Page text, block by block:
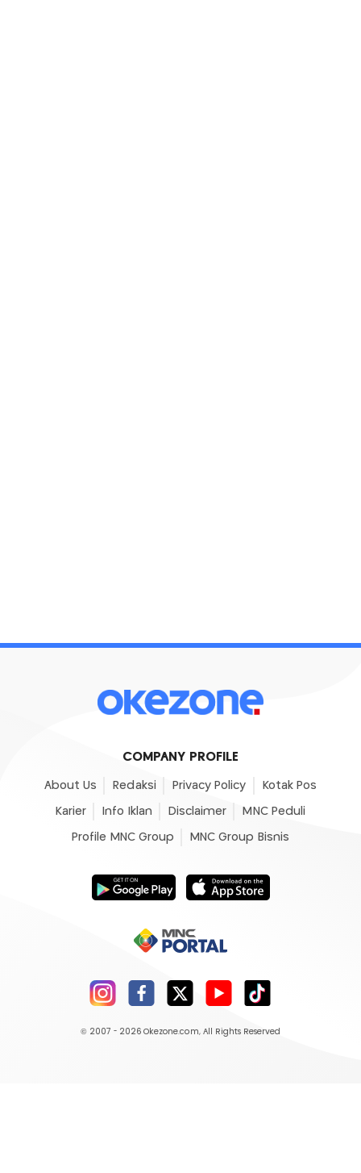
COMPANY PROFILE
About Us Redaksi Privacy Policy Kotak Pos
Karier Info Iklan Disclaimer MNC Peduli
Profile MNC Group MNC Group Bisnis
© 2007 - 2026 Okezone.com, All Rights Reserved